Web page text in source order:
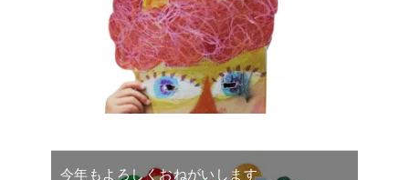
今年もよろしくおねがいします